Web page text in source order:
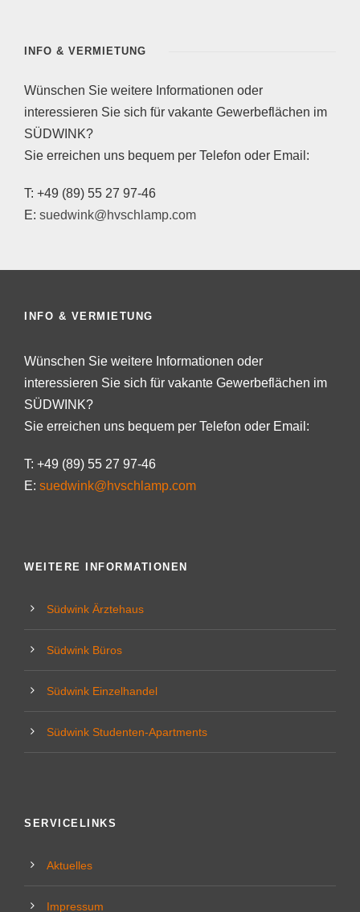
INFO & VERMIETUNG
Wünschen Sie weitere Informationen oder
interessieren Sie sich für vakante Gewerbeflächen im
SÜDWINK?
Sie erreichen uns bequem per Telefon oder Email:
T: +49 (89) 55 27 97-46
E: suedwink@hvschlamp.com
INFO & VERMIETUNG
Wünschen Sie weitere Informationen oder
interessieren Sie sich für vakante Gewerbeflächen im
SÜDWINK?
Sie erreichen uns bequem per Telefon oder Email:
T: +49 (89) 55 27 97-46
E: suedwink@hvschlamp.com
WEITERE INFORMATIONEN
Südwink Ärztehaus
Südwink Büros
Südwink Einzelhandel
Südwink Studenten-Apartments
SERVICELINKS
Aktuelles
Impressum